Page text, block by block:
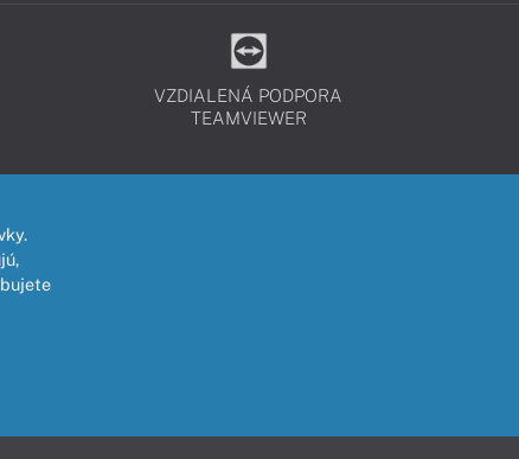
VZDIALENÁ PODPORA
TEAMVIEWER